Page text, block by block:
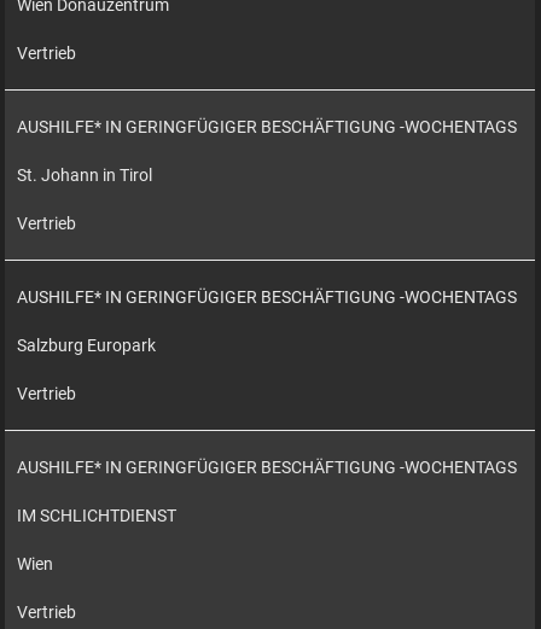
Wien Donauzentrum
Vertrieb
AUSHILFE* IN GERINGFÜGIGER BESCHÄFTIGUNG -WOCHENTAGS
St. Johann in Tirol
Vertrieb
AUSHILFE* IN GERINGFÜGIGER BESCHÄFTIGUNG -WOCHENTAGS
Salzburg Europark
Vertrieb
AUSHILFE* IN GERINGFÜGIGER BESCHÄFTIGUNG -WOCHENTAGS
IM SCHLICHTDIENST
Wien
Vertrieb